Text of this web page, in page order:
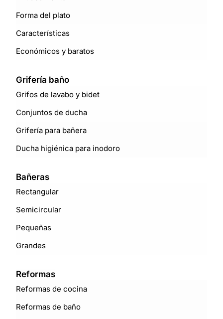
Forma del plato
Características
Económicos y baratos
Grifería baño
Grifos de lavabo y bidet
Conjuntos de ducha
Grifería para bañera
Ducha higiénica para inodoro
Bañeras
Rectangular
Semicircular
Pequeñas
Grandes
Reformas
Reformas de cocina
Reformas de baño